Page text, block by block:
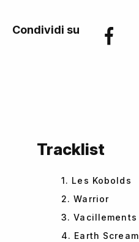
Condividi su
Tracklist
1. Les Kobolds
2. Warrior
3. Vacillements
4. Earth Scream